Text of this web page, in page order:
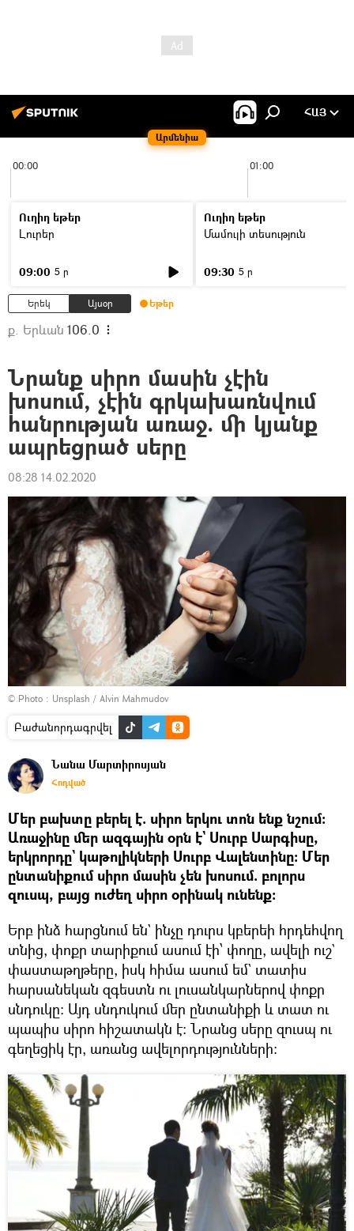
Արմենիա
ՀԱՅ
00:00 01:00
Ուղիղ եթեր
Լուրեր
09:00 5 ր
Ուղիղ եթեր
Մամուլի տեսություն
09:30 5 ր
Երեկ Այսօր Եթեր
ք. Երևան 106.0
Նրանք սիրո մասին չէին
խոսում, չէին գրկախառնվում
հանրության առաջ. մի կյանք
ապրեցրած սերը
08:28 14.02.2020
© Photo : Unsplash / Alvin Mahmudov
Բաժանորդագրվել
Նանա Մարտիրոսյան
Հոդված
Մեր բախտը բերել է. սիրո երկու տոն ենք նշում։
Առաջինը մեր ազգային օրն է` Սուրբ Սարգիսը,
երկրորդը` կաթոլիկների Սուրբ Վալենտինը։ Մեր
ընտանիքում սիրո մասին չեն խոսում. բոլորս
զուսպ, բայց ուժեղ սիրո օրինակ ունենք։
Երբ ինձ հարցնում են` ինչը դուրս կբերեի հրդեհվող
տնից, փոքր տարիքում ասում էի՝ փողը, ավելի ուշ`
փաստաթղթերը, իսկ հիմա ասում եմ` տատիս
հարսանեկան զգեստն ու լուսանկարներով փոքր
սնդուկը։ Այդ սնդուկում մեր ընտանիքի և տատ ու
պապիս սիրո հիշատակն է։ Նրանց սերը զուսպ ու
գեղեցիկ էր, առանց ավելորդությունների։